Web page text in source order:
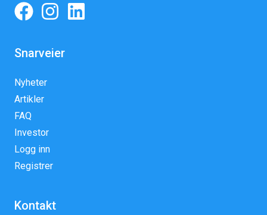
Snarveier
Nyheter
Artikler
FAQ
Investor
Logg inn
Registrer
Kontakt